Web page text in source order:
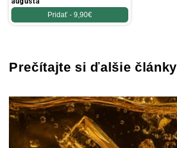
Pridať - 9,90€
Prečítajte si ďalšie články